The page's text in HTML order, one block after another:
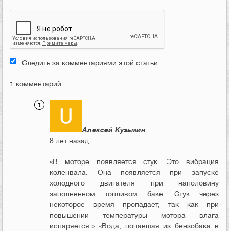
Следить за комментариями этой статьи
1 комментарий
Алексей Кузьмин
8 лет назад
«В моторе появляется стук. Это вибрация
коленвала. Она появляется при запуске
холодного двигателя при наполовину
заполненном топливом баке. Стук через
некоторое время пропадает, так как при
повышении температуры мотора влага
испаряется.» «Вода, попавшая из бензобака в